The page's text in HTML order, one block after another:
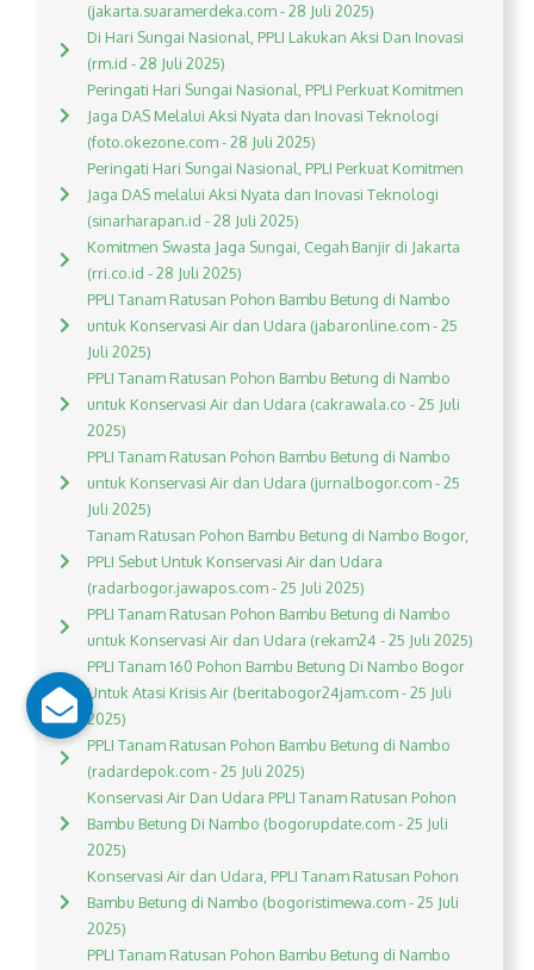
(jakarta.suaramerdeka.com - 28 Juli 2025)
Di Hari Sungai Nasional, PPLI Lakukan Aksi Dan Inovasi
(rm.id - 28 Juli 2025)
Peringati Hari Sungai Nasional, PPLI Perkuat Komitmen
Jaga DAS Melalui Aksi Nyata dan Inovasi Teknologi
(foto.okezone.com - 28 Juli 2025)
Peringati Hari Sungai Nasional, PPLI Perkuat Komitmen
Jaga DAS melalui Aksi Nyata dan Inovasi Teknologi
(sinarharapan.id - 28 Juli 2025)
Komitmen Swasta Jaga Sungai, Cegah Banjir di Jakarta
(rri.co.id - 28 Juli 2025)
PPLI Tanam Ratusan Pohon Bambu Betung di Nambo
untuk Konservasi Air dan Udara (jabaronline.com - 25
Juli 2025)
PPLI Tanam Ratusan Pohon Bambu Betung di Nambo
untuk Konservasi Air dan Udara (cakrawala.co - 25 Juli
2025)
PPLI Tanam Ratusan Pohon Bambu Betung di Nambo
untuk Konservasi Air dan Udara (jurnalbogor.com - 25
Juli 2025)
Tanam Ratusan Pohon Bambu Betung di Nambo Bogor,
PPLI Sebut Untuk Konservasi Air dan Udara
(radarbogor.jawapos.com - 25 Juli 2025)
PPLI Tanam Ratusan Pohon Bambu Betung di Nambo
untuk Konservasi Air dan Udara (rekam24 - 25 Juli 2025)
PPLI Tanam 160 Pohon Bambu Betung Di Nambo Bogor
Untuk Atasi Krisis Air (beritabogor24jam.com - 25 Juli
2025)
PPLI Tanam Ratusan Pohon Bambu Betung di Nambo
(radardepok.com - 25 Juli 2025)
Konservasi Air Dan Udara PPLI Tanam Ratusan Pohon
Bambu Betung Di Nambo (bogorupdate.com - 25 Juli
2025)
Konservasi Air dan Udara, PPLI Tanam Ratusan Pohon
Bambu Betung di Nambo (bogoristimewa.com - 25 Juli
2025)
PPLI Tanam Ratusan Pohon Bambu Betung di Nambo